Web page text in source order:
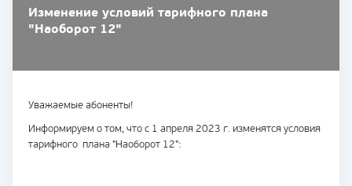
Изменение условий тарифного плана
"Наоборот 12"
Уважаемые абоненты!
Информируем о том, что с 1 апреля 2023 г. изменятся условия
тарифного плана "Наоборот 12":